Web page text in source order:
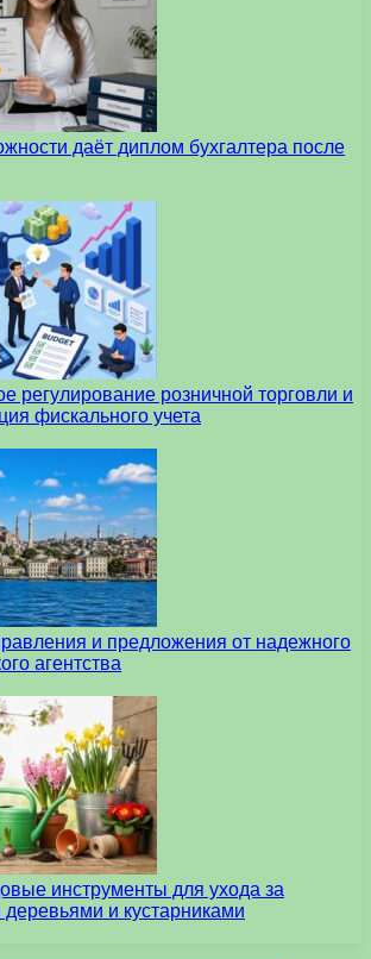
даёт диплом бухгалтера после
регулирование розничной торговли и
фискального учета
и предложения от надежного
агентства
инструменты для ухода за
и кустарниками